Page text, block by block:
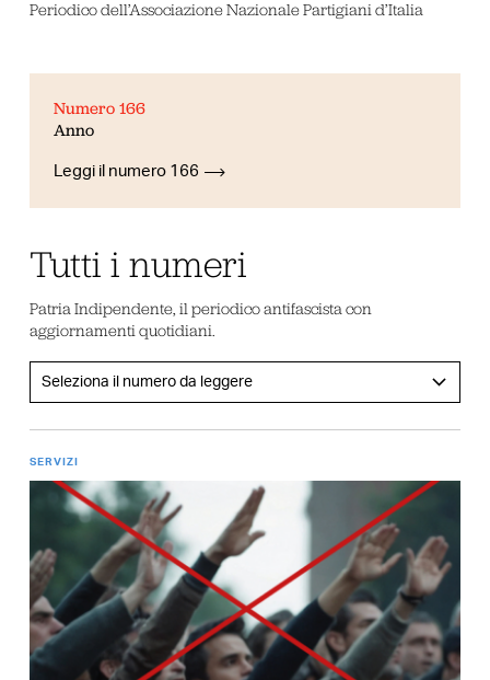
Periodico dell’Associazione Nazionale Partigiani d’Italia
Numero 166
Anno
Leggi il numero 166
Tutti i numeri
Patria Indipendente, il periodico antifascista con
aggiornamenti quotidiani.
SERVIZI